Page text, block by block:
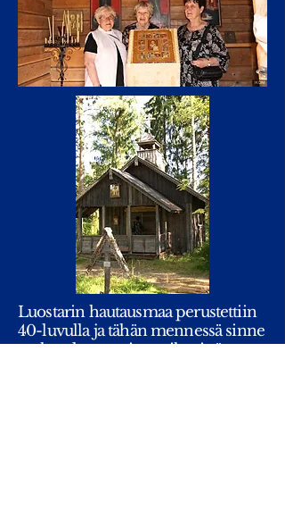
Luostarin hautausmaa perustettiin
40-luvulla ja tähän mennessä sinne
on haudattu parisataa ihmistä.